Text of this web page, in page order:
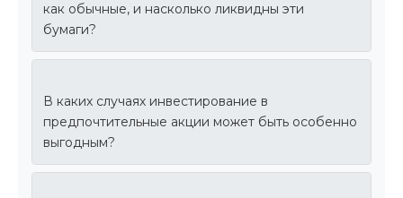
как обычные, и насколько ликвидны эти
бумаги?
В каких случаях инвестирование в
предпочтительные акции может быть особенно
выгодным?